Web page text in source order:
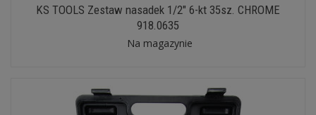
KS TOOLS Zestaw nasadek 1/2" 6-kt 35sz. CHROME
918.0635
Na magazynie